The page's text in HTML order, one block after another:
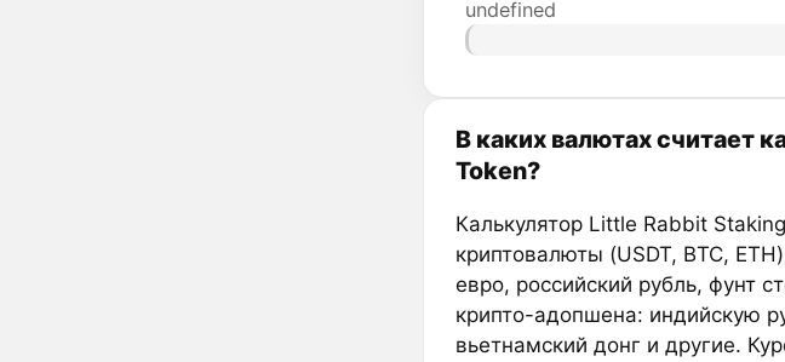
undefined
В каких валютах считает
Token?
Калькулятор Little Rabbit
криптовалюты (USDT, BTC,
евро, российский рубль, фунт
крипто-адопшена: индийскую
вьетнамский донг и другие.